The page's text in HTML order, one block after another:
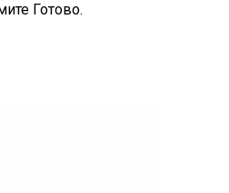
Готово.